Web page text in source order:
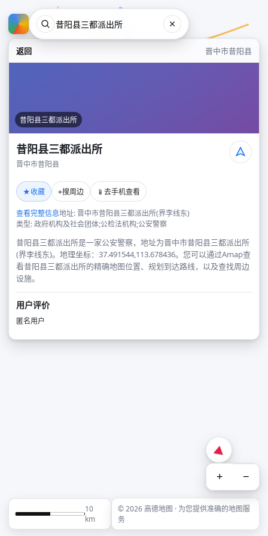
返回 晋中市昔阳县
昔阳县三都派出所
昔阳县三都派出所
晋中市昔阳县
★收藏 ⌖搜周边 📱 去手机查看
查看完整信息地址: 晋中市昔阳县三都派出所(界李线东)
类型: 政府机构及社会团体;公检法机构;公安警察
昔阳县三都派出所是一家公安警察，地址为晋中市昔阳县三都派出所
(界李线东)。地理坐标：37.491544,113.678436。您可以通过Amap查
看昔阳县三都派出所的精确地图位置、规划到达路线，以及查找周边
设施。
用户评价
匿名用户
+ −
10
km
© 2026 高德地图 · 为您提供准确的地图服
务